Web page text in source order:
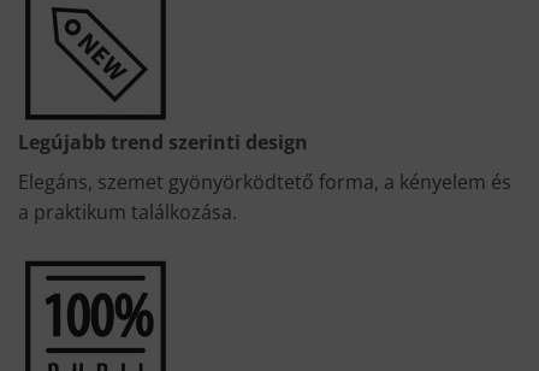
Legújabb trend szerinti design
Elegáns, szemet gyönyörködtető forma, a kényelem és
a praktikum találkozása.